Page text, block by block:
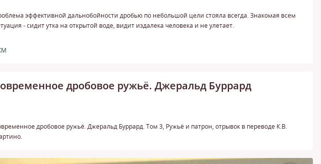
эффективной дальнобойности дробью по небольшой цели стояла всегда. Знакомая всем
- сидит утка на открытой воде, видит издалека человека и не улетает.
дробовое ружьё. Джеральд Буррард
дробовое ружьё. Джеральд Буррард. Том 3, Ружьё и патрон, отрывок в переводе К.В.